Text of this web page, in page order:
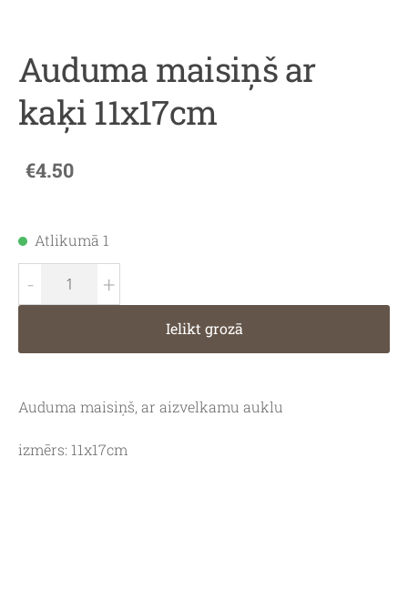
Auduma maisiņš ar
kaķi 11x17cm
€4.50
Atlikumā 1
- +
Ielikt grozā
Auduma maisiņš, ar aizvelkamu auklu
izmērs: 11x17cm